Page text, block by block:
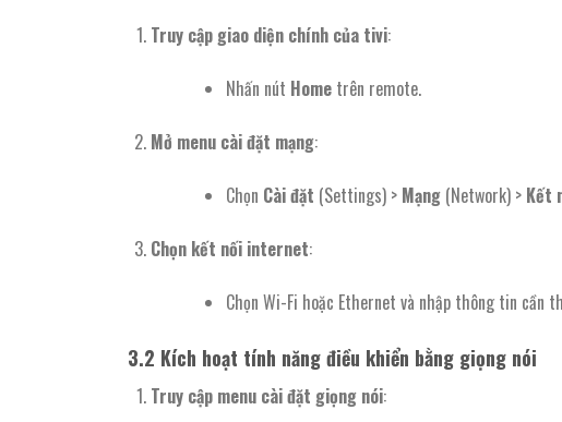
Truy cập giao diện chính của tivi:
Nhấn nút Hometrên remote.
Mở menu cài đặt mạng:
Chọn Cài đặt (Settings) > Mạng(Network) > Kết
Chọn kết nối internet:
Chọn Wi-Fi hoặc Ethernet và nhập thông tin cần
3.2 Kích hoạt tính năng điều khiển bằng giọng nói
Truy cập menu cài đặt giọng nói: